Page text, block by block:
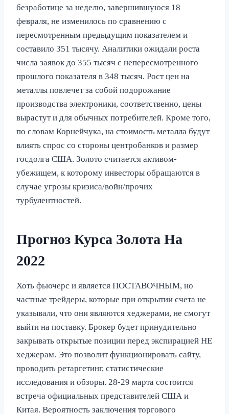
безработице за неделю, завершившуюся 18
февраля, не изменилось по сравнению с
пересмотренным предыдущим показателем и
составило 351 тысячу. Аналитики ожидали роста
числа заявок до 355 тысяч с непересмотренного
прошлого показателя в 348 тысяч. Рост цен на
металлы повлечет за собой подорожание
производства электроники, соответственно, цены
вырастут и для обычных потребителей. Кроме того,
по словам Корнейчука, на стоимость металла будут
влиять спрос со стороны центробанков и размер
госдолга США. Золото считается активом-
убежищем, к которому инвесторы обращаются в
случае угрозы кризиса/войн/прочих
турбулентностей.
Прогноз Курса Золота На
2022
Хоть фьючерс и является ПОСТАВОЧНЫМ, но
частные трейдеры, которые при открытии счета не
указывали, что они являются хеджерами, не смогут
выйти на поставку. Брокер будет принудительно
закрывать открытые позиции перед экспирацией НЕ
хеджерам. Это позволит функционировать сайту,
проводить ретаргетинг, статистические
исследования и обзоры. 28-29 марта состоится
встреча официальных представителей США и
Китая. Вероятность заключения торгового